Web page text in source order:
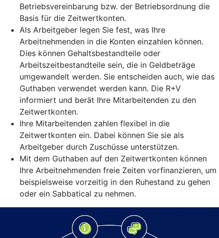
Betriebsvereinbarung bzw. der Betriebsordnung die
Basis für die Zeitwertkonten.
Als Arbeitgeber legen Sie fest, was Ihre
Arbeitnehmenden in die Konten einzahlen können.
Dies können Gehaltsbestandteile oder
Arbeitszeitbestandteile sein, die in Geldbeträge
umgewandelt werden. Sie entscheiden auch, wie das
Guthaben verwendet werden kann. Die R+V
informiert und berät Ihre Mitarbeitenden zu den
Zeitwertkonten.
Ihre Mitarbeitenden zahlen flexibel in die
Zeitwertkonten ein. Dabei können Sie sie als
Arbeitgeber durch Zuschüsse unterstützen.
Mit dem Guthaben auf den Zeitwertkonten können
Ihre Arbeitnehmenden freie Zeiten vorfinanzieren, um
beispielsweise vorzeitig in den Ruhestand zu gehen
oder ein Sabbatical zu nehmen.